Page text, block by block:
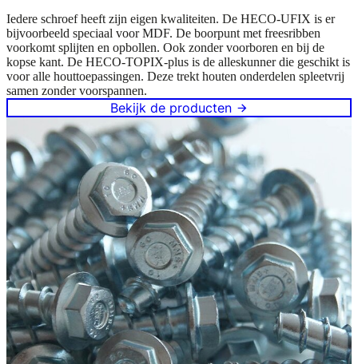
Iedere schroef heeft zijn eigen kwaliteiten. De HECO-UFIX is er
bijvoorbeeld speciaal voor MDF. De boorpunt met freesribben
voorkomt splijten en opbollen. Ook zonder voorboren en bij de
kopse kant. De HECO-TOPIX-plus is de alleskunner die geschikt is
voor alle houttoepassingen. Deze trekt houten onderdelen spleetvrij
samen zonder voorspannen.
Bekijk de producten